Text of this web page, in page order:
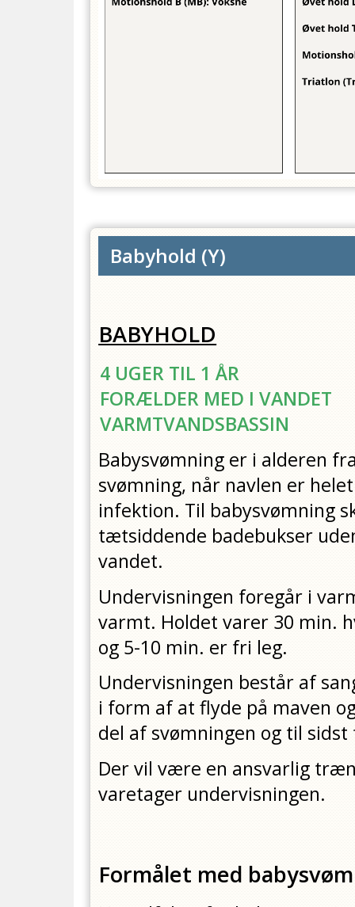
Babyhold (Y)
BABYHOLD
4 UGER TIL 1 ÅR
FORÆLDER MED I VANDET
VARMTVANDSBASSIN
Babysvømning er i alderen
svømning, når navlen er
infektion. Til babysvømning
tætsiddende badebukser
vandet.
Undervisningen foregår i
varmt. Holdet varer 30 min.
og 5-10 min. er fri leg.
Undervisningen består af
i form af at flyde på maven
del af svømningen og til
Der vil være en ansvarlig
varetager undervisningen.
Formålet med